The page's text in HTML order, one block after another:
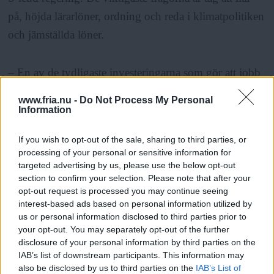
www.fria.nu - Do Not Process My Personal
Information
If you wish to opt-out of the sale, sharing to third parties, or
processing of your personal or sensitive information for
targeted advertising by us, please use the below opt-out
section to confirm your selection. Please note that after your
opt-out request is processed you may continue seeing
interest-based ads based on personal information utilized by
us or personal information disclosed to third parties prior to
your opt-out. You may separately opt-out of the further
disclosure of your personal information by third parties on the
IAB’s list of downstream participants. This information may
also be disclosed by us to third parties on the IAB’s List of
på, höjda lärarlöner, ordning och reda i klimatpolitiken
och jämställda löner.
– En av de tydligaste investeringarna som gör att jobb
infrastruktur och järnväg, sa Gustav Fridolin när
ANNONS
Feministiskt initiativ når mellan tre och fyra procent i
de senaste mätningarna och hamnar utanför riksdagen
om det resultatet står sig i valet. Trots det är
talespersonen Sissela Nordling Blanco, övertygad om
att Fi kommer in i riksdagen.